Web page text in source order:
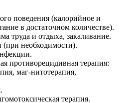
поведения (калорийное и
в достаточном количестве).
труда и отдыха, закаливание.
(при необходимости).
противорецидивная терапия:
маг-нитотерапия,
терапия.